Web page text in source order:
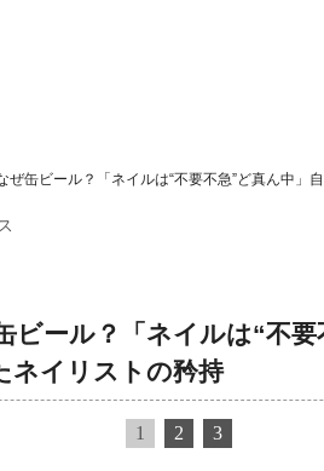
缶ビール？「ネイルは“不要不急”ど真ん中」
ール？「ネイルは“不要
ネイリストの矜持
1 2 3